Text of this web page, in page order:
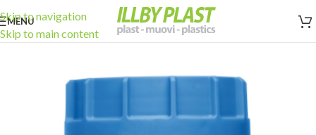
Skip to navigation
Skip to main content
MENU